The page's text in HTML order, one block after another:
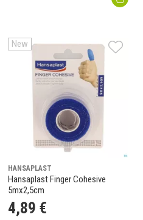
New
HANSAPLAST
Hansaplast Finger Cohesive
5mx2,5cm
4,89 €